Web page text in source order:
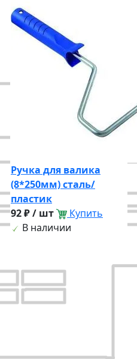
Ручка для валика
(8*250мм) сталь/
пластик
92 ₽ / шт
Купить
В наличии